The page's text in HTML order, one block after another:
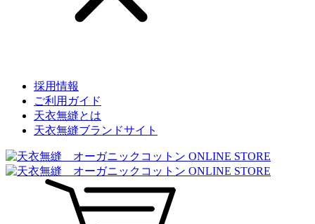
採用情報
ご利用ガイド
天衣無縫とは
天衣無縫ブランドサイト